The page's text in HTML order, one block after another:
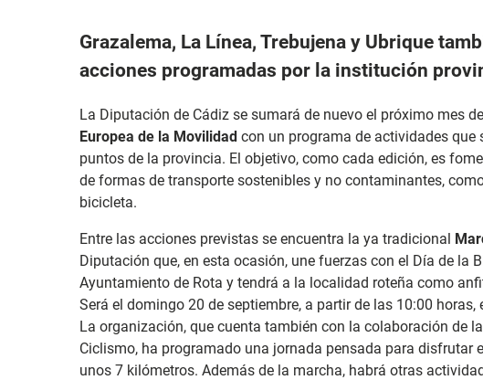
Grazalema, La Línea, Trebujena y Ubrique
acciones programadas por la institución
La Diputación de Cádiz se sumará de nuevo el próximo mes
Europea de la Movilidad con un programa de actividades que
puntos de la provincia. El objetivo, como cada edición, es
de formas de transporte sostenibles y no contaminantes,
bicicleta.
Entre las acciones previstas se encuentra la ya tradicional
Diputación que, en esta ocasión, une fuerzas con el Día de la
Ayuntamiento de Rota y tendrá a la localidad roteña como
Será el domingo 20 de septiembre, a partir de las 10:00
La organización, que cuenta también con la colaboración de
Ciclismo, ha programado una jornada pensada para disfrutar
unos 7 kilómetros. Además de la marcha, habrá otras